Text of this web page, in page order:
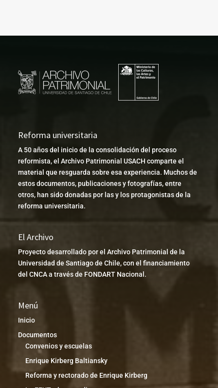
Reforma universitaria
A 50 años del inicio de la consolidación del proceso
reformista, el Archivo Patrimonial USACH comparte el
material que resguarda sobre esa experiencia. Muchos de
estos documentos, publicaciones y fotografías, entre
otros, han sido donadas por las y los protagonistas de la
reforma universitaria.
El Archivo
Proyecto desarrollado por el Archivo Patrimonial de la
Universidad de Santiago de Chile, con el financiamiento
del CNCA a través de FONDART Nacional.
Menú
Inicio
Documentos
Convenios y escuelas
Enrique Kirberg Baltiansky
Reforma y rectorado de Enrique Kirberg